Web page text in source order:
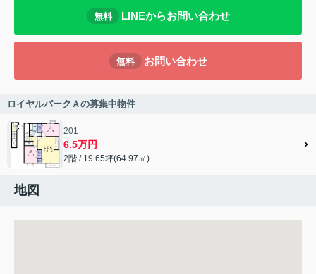
無料 LINEからお問い合わせ
無料 お問い合わせ
ロイヤルパークＡの募集中物件
201
6.5万円
2階 / 19.65坪(64.97㎡)
地図